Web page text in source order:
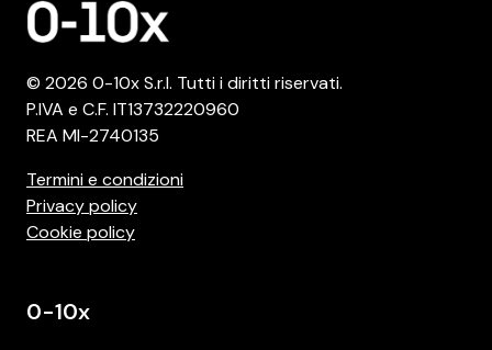
© 2026 0-10x S.r.l. Tutti i diritti riservati.
P.IVA e C.F. IT13732220960
REA MI-2740135
Termini e condizioni
Privacy policy
Cookie policy
0-10x